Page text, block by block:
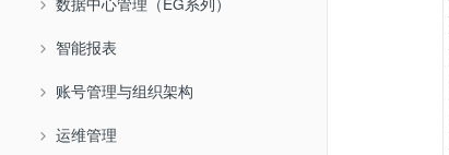
智能报表
账号管理与组织架构
运维管理